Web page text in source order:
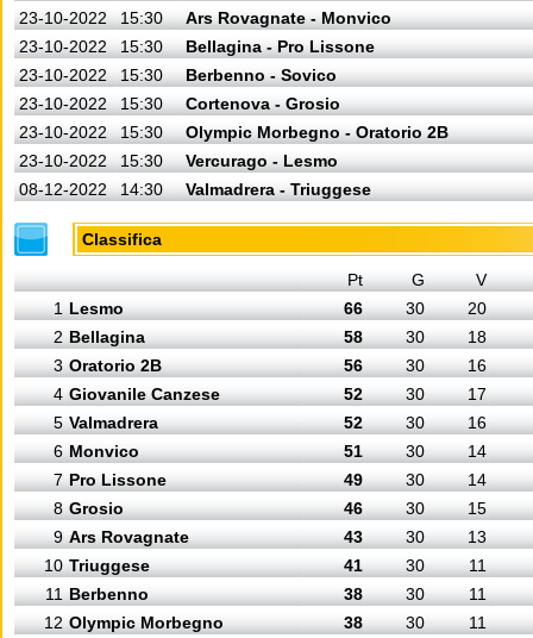
23-10-2022
15:30
Ars Rovagnate - Monvico
23-10-2022
15:30
Bellagina - Pro Lissone
23-10-2022
15:30
Berbenno - Sovico
23-10-2022
15:30
Cortenova - Grosio
23-10-2022
15:30
Olympic Morbegno - Oratorio 2B
23-10-2022
15:30
Vercurago - Lesmo
08-12-2022
14:30 Valmadrera - Triuggese
Classifica
Pt G
V
1 Lesmo 66 30
20
2 Bellagina 58 30
18
3 Oratorio 2B 56 30
16
4 Giovanile Canzese 52 30
17
5 Valmadrera 52 30
16
6 Monvico 51 30
14
7 Pro Lissone 49 30
14
8 Grosio 46 30
15
9 Ars Rovagnate 43 30
13
10 Triuggese 41 30
11
11 Berbenno 38 30
11
12 Olympic Morbegno 38 30
11